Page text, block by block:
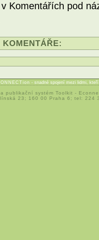
Komentářích pod
- snadné spojení mezi lidmi,
a publikační systém Toolkit -
23; 160 00 Praha 6; tel: 224